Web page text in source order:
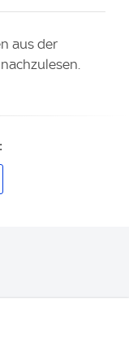
aus der
nachzulesen.